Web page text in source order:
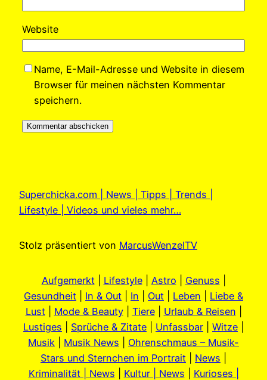
Website
Name, E-Mail-Adresse und Website in diesem
Browser für meinen nächsten Kommentar
speichern.
Superchicka.com | News | Tipps | Trends |
Lifestyle | Videos und vieles mehr…
Stolz präsentiert von MarcusWenzelTV
Aufgemerkt| Lifestyle| Astro Genuss
Gesundheit
In & Out In Out Leben
Liebe &
Lust| Mode & Beauty| Tiere| Urlaub & Reisen
Lustiges
Sprüche & Zitate Unfassbar Witze
Musik
Musik News
Ohrenschmaus – Musik-
Stars und Sternchen im Portrait
News
Kriminalität | News
Kultur | News
Kurioses |